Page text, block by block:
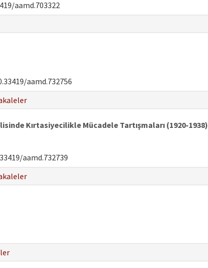
aamd.703322
aamd.732756
Kırtasiyecilikle Mücadele Tartışmaları (1920-1938)
aamd.732739